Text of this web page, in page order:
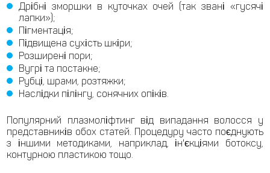
Дрібні зморшки в куточках очей (так звані «гусячі
лапки»);
Пігментація;
Підвищена сухість шкіри;
Розширені пори;
Вугрі та постакне;
Рубці, шрами, розтяжки;
Наслідки пілінгу, сонячних опіків.
Популярний плазмоліфтинг від випадання волосся у
представників обох статей. Процедуру часто поєднують
з іншими методиками, наприклад, ін'єкціями ботоксу,
контурною пластикою тощо.